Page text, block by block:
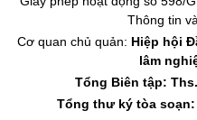
Thông tin
Cơ quan chủ quản: Hiệp hội
lâm
Tổng Biên tập:
Tổng thư ký tòa soạn: